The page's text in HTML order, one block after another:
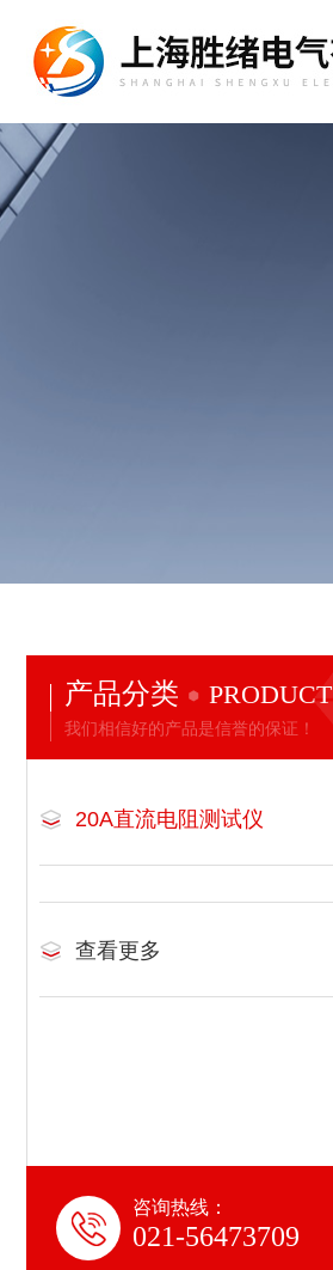
产品分类 PRODUCT
我们相信好的产品是信誉的保证！
20A直流电阻测试仪
查看更多
咨询热线：
021-56473709